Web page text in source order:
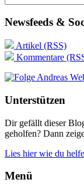
Newsfeeds &
Artikel (RSS)
Kommentare
Unterstützen
Dir gefällt dieser
geholfen? Dann
Lies hier wie du
Menü